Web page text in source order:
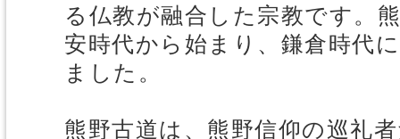
る仏教が融合した宗教です。
安時代から始まり、鎌倉時代
ました。
熊野古道は、熊野信仰の巡礼